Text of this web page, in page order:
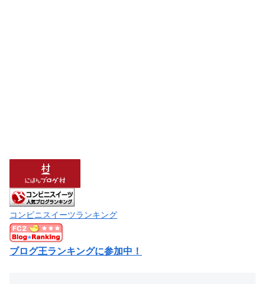
コンビニスイーツランキング
ブログ王ランキングに参加中！